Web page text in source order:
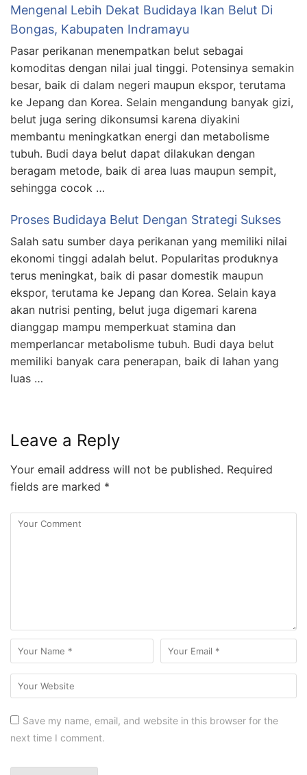
Mengenal Lebih Dekat Budidaya Ikan Belut Di
Bongas, Kabupaten Indramayu
Pasar perikanan menempatkan belut sebagai
komoditas dengan nilai jual tinggi. Potensinya semakin
besar, baik di dalam negeri maupun ekspor, terutama
ke Jepang dan Korea. Selain mengandung banyak gizi,
belut juga sering dikonsumsi karena diyakini
membantu meningkatkan energi dan metabolisme
tubuh. Budi daya belut dapat dilakukan dengan
beragam metode, baik di area luas maupun sempit,
sehingga cocok …
Proses Budidaya Belut Dengan Strategi Sukses
Salah satu sumber daya perikanan yang memiliki nilai
ekonomi tinggi adalah belut. Popularitas produknya
terus meningkat, baik di pasar domestik maupun
ekspor, terutama ke Jepang dan Korea. Selain kaya
akan nutrisi penting, belut juga digemari karena
dianggap mampu memperkuat stamina dan
memperlancar metabolisme tubuh. Budi daya belut
memiliki banyak cara penerapan, baik di lahan yang
luas …
Leave a Reply
Your email address will not be published. Required
fields are marked *
Save my name, email, and website in this browser for the
next time I comment.